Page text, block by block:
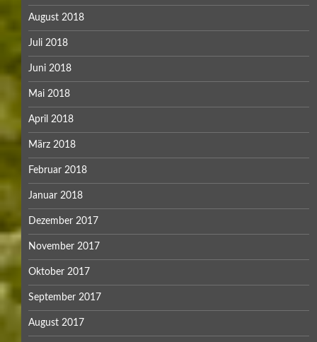
August 2018
Juli 2018
Juni 2018
Mai 2018
April 2018
März 2018
Februar 2018
Januar 2018
Dezember 2017
November 2017
Oktober 2017
September 2017
August 2017